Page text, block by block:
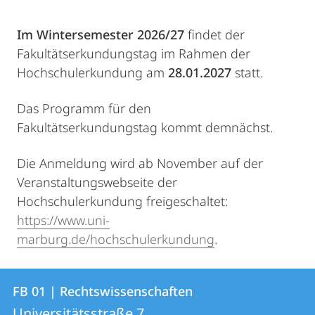
Im Wintersemester 2026/27 findet der
Fakultätserkundungstag im Rahmen der
Hochschulerkundung am 28.01.2027 statt.
Das Programm für den
Fakultätserkundungstag kommt demnächst.
Die Anmeldung wird ab November auf der
Veranstaltungswebseite der
Hochschulerkundung freigeschaltet:
https://www.uni-
marburg.de/hochschulerkundung.
Kontakt
Kontaktinformationen
FB
FB 01 | Rechtswissenschaften